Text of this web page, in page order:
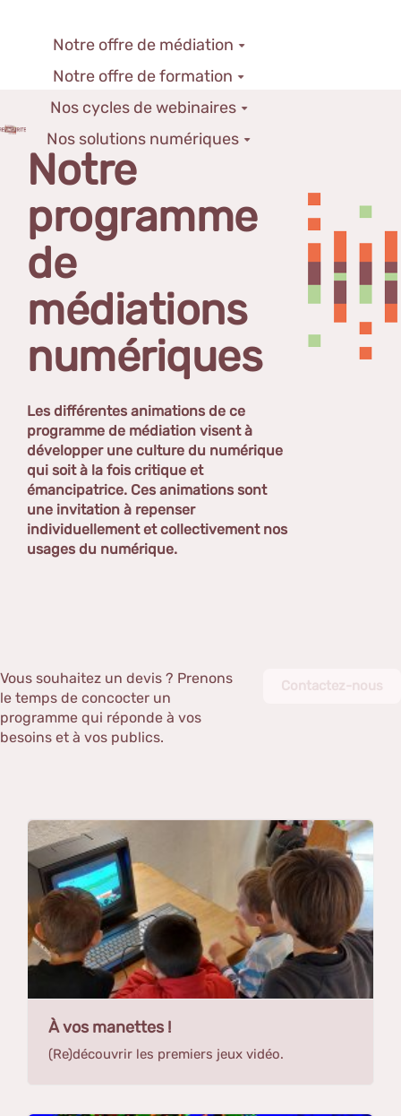
Notre offre de médiation
Notre offre de formation
Nos cycles de webinaires
Nos solutions numériques
Notre
programme
de
médiations
numériques
Les différentes animations de ce
programme de médiation visent à
développer une culture du numérique
qui soit à la fois critique et
émancipatrice. Ces animations sont
une invitation à repenser
individuellement et collectivement nos
usages du numérique.
Vous souhaitez un devis ? Prenons
le temps de concocter un
programme qui réponde à vos
besoins et à vos publics.
Contactez-nous
À vos manettes !
(Re)découvrir les premiers jeux vidéo.